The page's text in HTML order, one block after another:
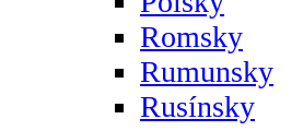
Romsky
Rumunsky
Rusínsky